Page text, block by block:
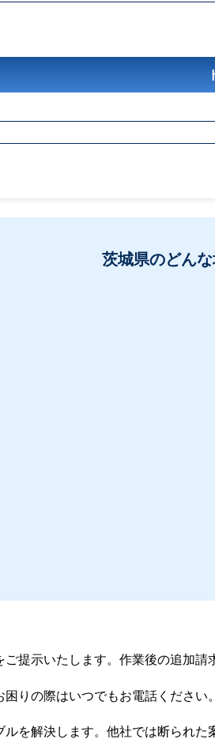
茨城県のどん
提示いたします。作業後の追加請
りの際はいつでもお電話ください。
を解決します。他社では断られた